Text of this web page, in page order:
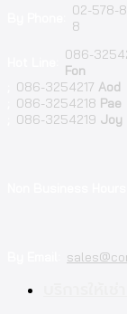
02-578-
8
086-
Fon
086-3254217 Aod
086-3254218 Pae
086-3254219 Joy